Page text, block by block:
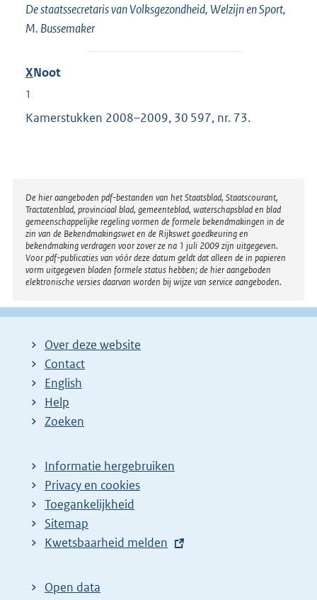
De staatssecretaris van Volksgezondheid, Welzijn en Sport,
M. Bussemaker
XNoot
1
Kamerstukken 2008–2009, 30 597, nr. 73.
Disclaimer
De hier aangeboden pdf-bestanden van het Staatsblad, Staatscourant,
Tractatenblad, provinciaal blad, gemeenteblad, waterschapsblad en blad
gemeenschappelijke regeling vormen de formele bekendmakingen in de
zin van de Bekendmakingswet en de Rijkswet goedkeuring en
bekendmaking verdragen voor zover ze na 1 juli 2009 zijn uitgegeven.
Voor pdf-publicaties van vóór deze datum geldt dat alleen de in papieren
vorm uitgegeven bladen formele status hebben; de hier aangeboden
elektronische versies daarvan worden bij wijze van service aangeboden.
Over deze website
Contact
English
Help
Zoeken
Informatie hergebruiken
Privacy en cookies
Toegankelijkheid
Sitemap
E
t
Kwetsbaarheid melden
Open data